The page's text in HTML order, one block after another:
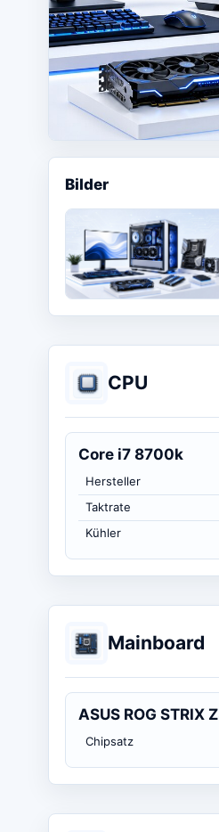
Bilder
CPU
Core i7 8700k
Hersteller
Taktrate
Kühler
Mainboard
ASUS ROG STRIX
Chipsatz